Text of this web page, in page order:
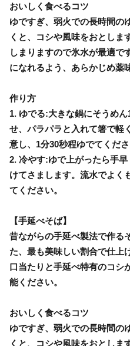
おいしく食べるコツ
ゆですぎ、弱火での長時間の
くと、コシや風味をおとしま
しまりますので氷水が最適で
になれるよう、あらかじめ薬
作り方
1. ゆでる:大きな鍋にそうめ
せ、パラパラと入れて箸で軽
意し、1分30秒程ゆでてくださ
2. 冷やす:ゆで上がったら手
けてさまします。流水でよく
てください。
【手延べそば】
昔ながらの手延べ製法で作る
た、最も美味しい割合で仕上
口当たりと手延べ特有のコシ
能ください。
おいしく食べるコツ
ゆですぎ、弱火での長時間の
くと、コシや風味をおとしま